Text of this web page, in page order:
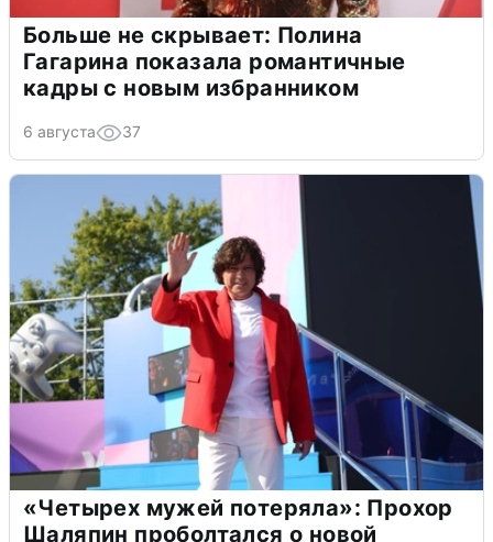
Больше не скрывает: Полина
Гагарина показала романтичные
кадры с новым избранником
6 августа 37
«Четырех мужей потеряла»: Прохор
Шаляпин проболтался о новой